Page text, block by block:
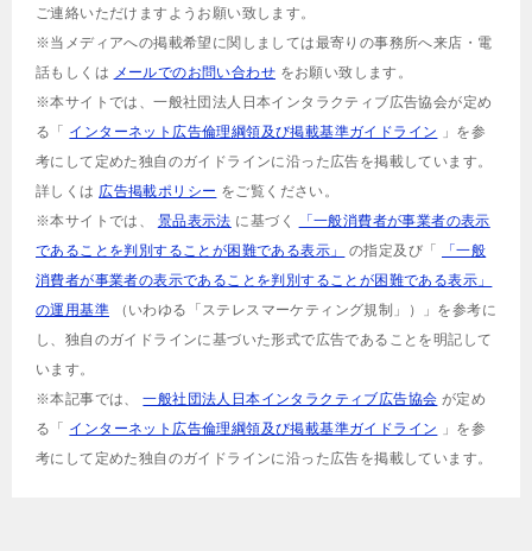
ご連絡いただけますようお願い致します。
※当メディアへの掲載希望に関しましては最寄りの事務所へ来店・電
話もしくは メールでのお問い合わせ をお願い致します。
※本サイトでは、一般社団法人日本インタラクティブ広告協会が定め
る「 インターネット広告倫理綱領及び掲載基準ガイドライン
」を参
考にして定めた独自のガイドラインに沿った広告を掲載しています。
詳しくは 広告掲載ポリシー をご覧ください。
※本サイトでは、
景品表示法 に基づく
「一般消費者が事業者の表示
であることを判別することが困難である表示」
の指定及び「
「一般
消費者が事業者の表示であることを判別することが困難である表示」
の運用基準
（いわゆる「ステレスマーケティング規制」）」を参考に
し、独自のガイドラインに基づいた形式で広告であることを明記して
います。
※本記事では、
一般社団法人日本インタラクティブ広告協会 が定め
る「 インターネット広告倫理綱領及び掲載基準ガイドライン
」を参
考にして定めた独自のガイドラインに沿った広告を掲載しています。